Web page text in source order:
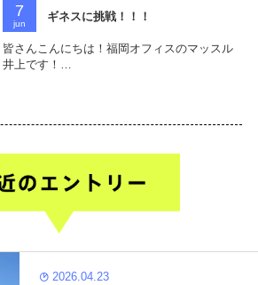
7
jun
ギネスに挑戦！！！
皆さんこんにちは！福岡オフィスのマッスル
井上です！…
2026.04.23